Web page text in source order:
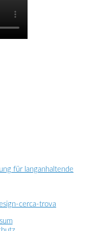
für langanhaltende
cerca-trova